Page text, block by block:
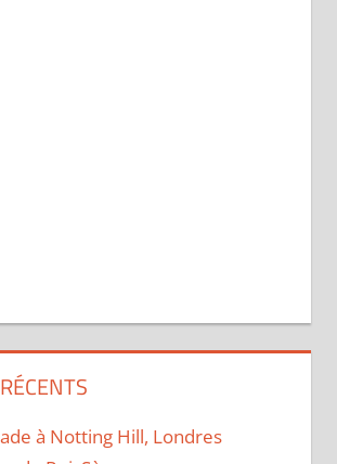
à Notting Hill, Londres